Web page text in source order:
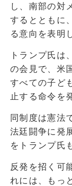
し、南部の対
するとともに
る意向を表明
トランプ氏は
の会見で、米
すべての子ど
止する命令を
同制度は憲法
法廷闘争に発
をトランプ氏
反発を招く可
れには、もっ